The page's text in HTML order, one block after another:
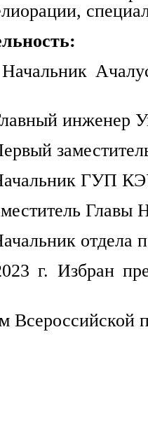
ГУП
Главы
г. Избран
Всероссийской